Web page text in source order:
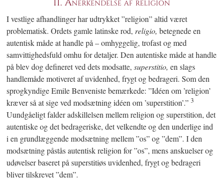
I vestlige afhandlinger har udtrykket ”religion” altid været
problematisk. Ordets gamle latinske rod, religio, betegnede en
autentisk måde at handle på – omhyggelig, trofast og med
samvittighedsfuld omhu for detaljer. Den autentiske måde at handle
på blev dog defineret ved dets modsatte, superstitio, en slags
handlemåde motiveret af uvidenhed, frygt og bedrageri. Som den
sprogkyndige Emile Benveniste bemærkede: ”Idéen om ’religion’
kræver så at sige ved modsætning idéen om ’superstition’.” 3
Uundgåeligt falder adskillelsen mellem religion og superstition, det
autentiske og det bedrageriske, det velkendte og den underlige ind
i en grundlæggende modsætning mellem ”os” og ”dem”. I den
modsætning påstås autentisk religion for ”os”, mens anskuelser og
udøvelser baseret på superstitiøs uvidenhed, frygt og bedrageri
bliver tilskrevet ”dem”.